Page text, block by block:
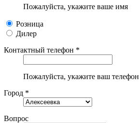
Пожалуйста, укажите ваше имя
Розница
Дилер
Контактный телефон *
Пожалуйста, укажите ваш телефон
Город *
Вопрос